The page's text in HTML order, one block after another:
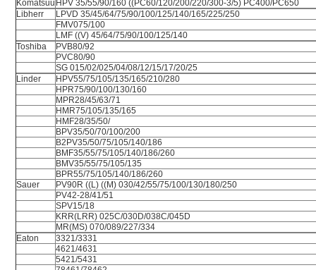
Komatsuu HPV 35/55/90/160 ((PC60/120/200/220/300-3/5) PC400/PC650
Libherr
LPVD 35/45/64/75/90/100/125/140/165/225/250
FMV075/100
LMF ((V) 45/64/75/90/100/125/140
Toshiba
PVB80/92
PVC80/90
SG 015/02/025/04/08/12/15/17/20/25
Linder
HPV55/75/105/135/165/210/280
HPR75/90/100/130/160
MPR28/45/63/71
HMR75/105/135/165
HMF28/35/50/
BPV35/50/70/100/200
B2PV35/50/75/105/140/186
BMF35/55/75/105/140/186/260
BMV35/55/75/105/135
BPR55/75/105/140/186/260
Sauer
PV90R ((L) ((M) 030/42/55/75/100/130/180/250
PV42-28/41/51
SPV15/18
KRR(LRR) 025C/030D/038C/045D
MR(MS) 070/089/227/334
Eaton
3321/3331
4621/4631
5421/5431